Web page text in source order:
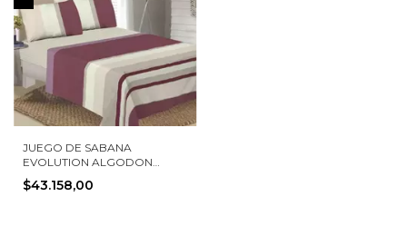
JUEGO DE SABANA
EVOLUTION ALGODON
PERCAL 150 HILOS
BELGRANO
$43.158,00